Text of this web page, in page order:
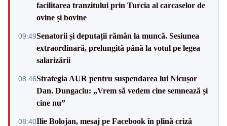
facilitarea tranzitului prin Turcia al carcaselor de
ovine și bovine
09:49Senatorii și deputații rămân la muncă. Sesiunea
extraordinară, prelungită până la votul pe legea
salarizării
08:46Strategia AUR pentru suspendarea lui Nicușor
Dan. Dungaciu: „Vrem să vedem cine semnează și
cine nu”
08:40Ilie Bolojan, mesaj pe Facebook în plină criză